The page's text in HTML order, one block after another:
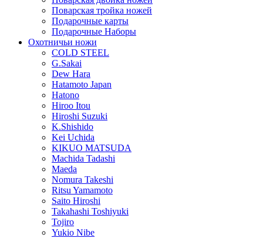
Поварская тройка ножей
Подарочные карты
Подарочные Наборы
Охотничьи ножи
COLD STEEL
G.Sakai
Dew Hara
Hatamoto Japan
Hatono
Hiroo Itou
Hiroshi Suzuki
K.Shishido
Kei Uchida
KIKUO MATSUDA
Machida Tadashi
Maeda
Nomura Takeshi
Ritsu Yamamoto
Saito Hiroshi
Takahashi Toshiyuki
Tojiro
Yukio Nibe